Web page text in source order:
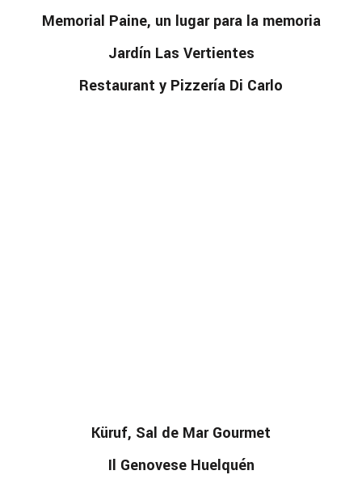
Memorial Paine, un lugar para la memoria
Jardín Las Vertientes
Restaurant y Pizzería Di Carlo
Küruf, Sal de Mar Gourmet
Il Genovese Huelquén